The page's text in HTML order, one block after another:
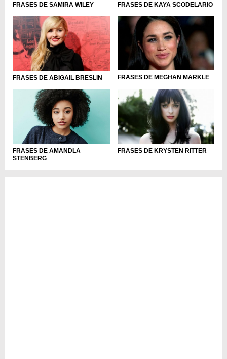
FRASES DE SAMIRA WILEY FRASES DE KAYA SCODELARIO
FRASES DE ABIGAIL BRESLIN FRASES DE MEGHAN MARKLE
FRASES DE AMANDLA
STENBERG
FRASES DE KRYSTEN RITTER